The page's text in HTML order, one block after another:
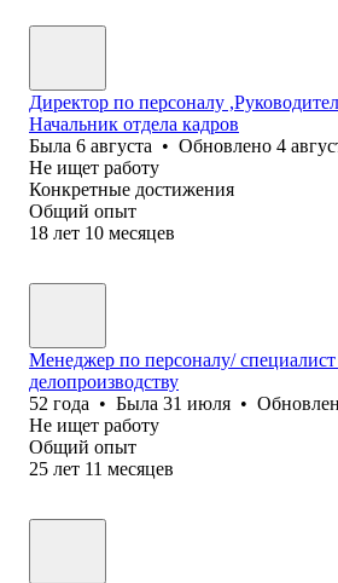
Директор по персоналу
Начальник отдела кадров
Была 6 августа • Обновлено 4
Не ищет работу
Конкретные достижения
Общий опыт
18 лет 10 месяцев
Менеджер по персоналу/
делопроизводству
52 года • Была 31 июля •
Не ищет работу
Общий опыт
25 лет 11 месяцев